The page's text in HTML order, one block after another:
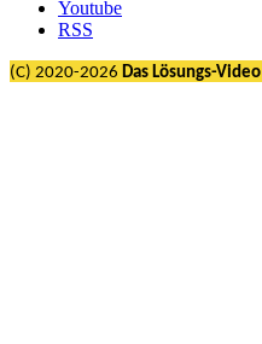
Youtube
RSS
(C) 2020-2026 Das Lösungs-Video